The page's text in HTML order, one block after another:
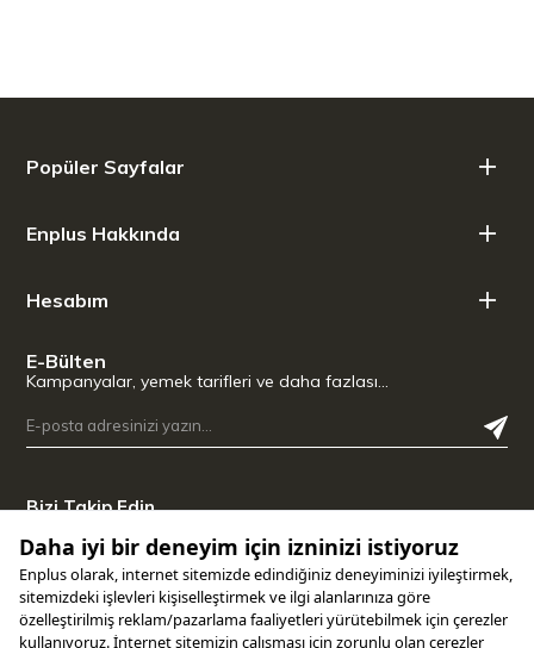
Popüler Sayfalar
Enplus Hakkında
Hesabım
E-Bülten
Kampanyalar, yemek tarifleri ve daha fazlası…
Bizi Takip Edin
Uygulamamızı İndirin